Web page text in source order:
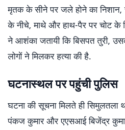
मृतक के सीने पर जले होने का
के नीचे, माथे और हाथ-पैर पर चोट के
ने आशंका जतायी कि बिसपत तुरी,
लोगों ने मिलकर हत्या की है.
घटनास्थल पर पहुंची पुलिस
घटना की सूचना मिलते ही सिमुलतला
पंकज कुमार और एएसआई बिजेंद्र